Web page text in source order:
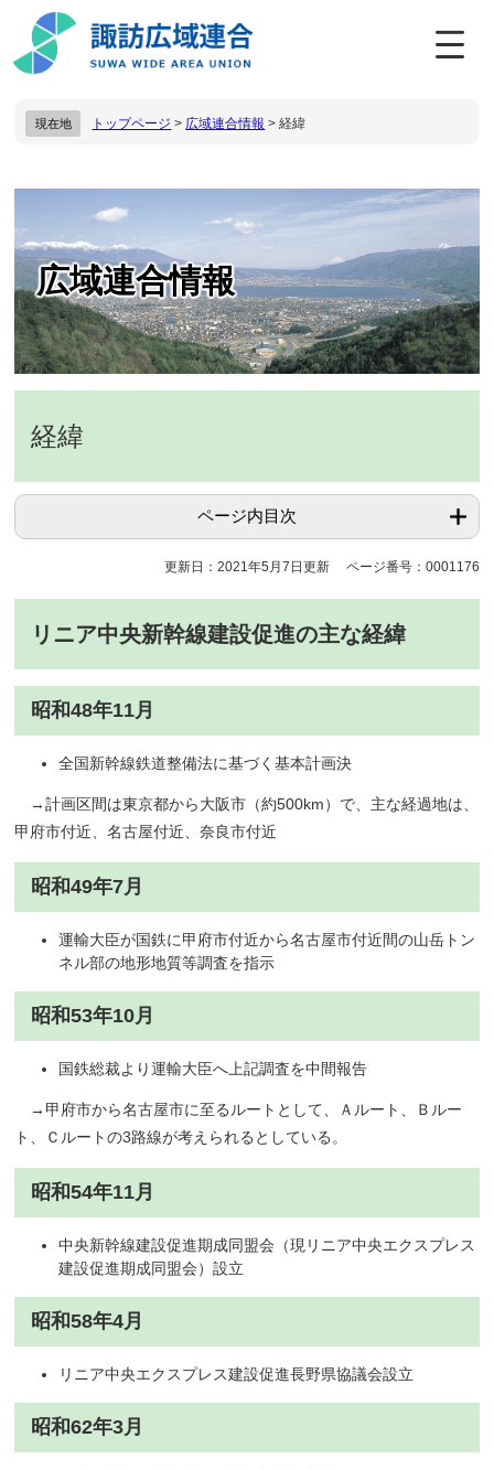
ジ
ュ
現在地 トップページ > 広域連合情報 >経緯
広域連合情報
経緯
ページ内目次
更新日：2021年5月7日更新 ページ番号：0001176
リニア中央新幹線建設促進の主な経緯
昭和48年11月
全国新幹線鉄道整備法に基づく基本計画決
→計画区間は東京都から大阪市（約500km）で、主な経過地は、
甲府市付近、名古屋付近、奈良市付近
昭和49年7月
運輸大臣が国鉄に甲府市付近から名古屋市付近間の山岳トン
ネル部の地形地質等調査を指示
昭和53年10月
国鉄総裁より運輸大臣へ上記調査を中間報告
→甲府市から名古屋市に至るルートとして、Ａルート、Ｂルー
ト、Ｃルートの3路線が考えられるとしている。
昭和54年11月
中央新幹線建設促進期成同盟会（現リニア中央エクスプレス
建設促進期成同盟会）設立
昭和58年4月
リニア中央エクスプレス建設促進長野県協議会設立
昭和62年3月